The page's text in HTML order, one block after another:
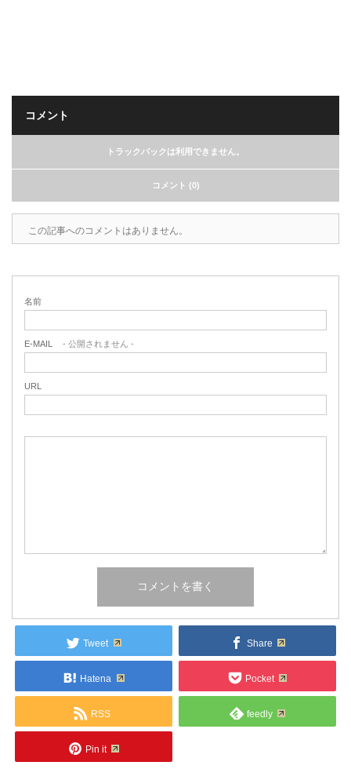
コメント
トラックバックは利用できません。
コメント (0)
この記事へのコメントはありません。
名前
E-MAIL - 公開されません -
URL
Tweet Share
Hatena Pocket
RSS feedly
Pin it